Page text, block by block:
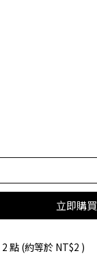
立即購買
2 點 (約等於 NT$2 )